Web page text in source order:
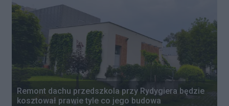
Remont dachu przedszkola przy Rydygiera będzie
kosztował prawie tyle co jego budowa